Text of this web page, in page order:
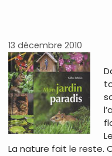
13 décembre 2010
La nature fait le reste.